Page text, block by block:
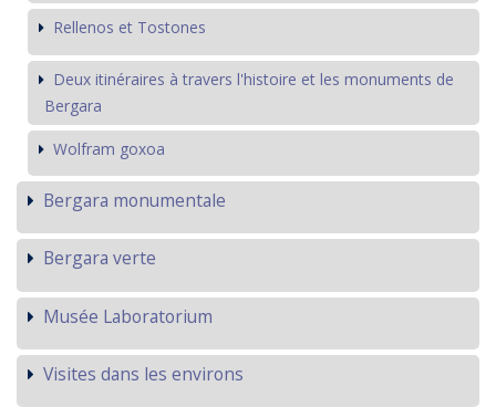
Rellenos et Tostones
Deux itinéraires à travers l'histoire et les monuments de
Bergara
Wolfram goxoa
Bergara monumentale
Bergara verte
Musée Laboratorium
Visites dans les environs